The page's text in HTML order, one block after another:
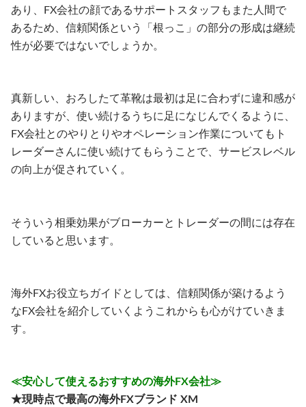
あり、FX会社の顔であるサポートスタッフもまた人間で
あるため、信頼関係という「根っこ」の部分の形成は継続
性が必要ではないでしょうか。
真新しい、おろしたて革靴は最初は足に合わずに違和感が
ありますが、使い続けるうちに足になじんでくるように、
FX会社とのやりとりやオペレーション作業についてもト
レーダーさんに使い続けてもらうことで、サービスレベル
の向上が促されていく。
そういう相乗効果がブローカーとトレーダーの間には存在
していると思います。
海外FXお役立ちガイドとしては、信頼関係が築けるよう
なFX会社を紹介していくようこれからも心がけていきま
す。
≪安心して使えるおすすめの海外FX会社≫
★現時点で最高の海外FXブランド XM